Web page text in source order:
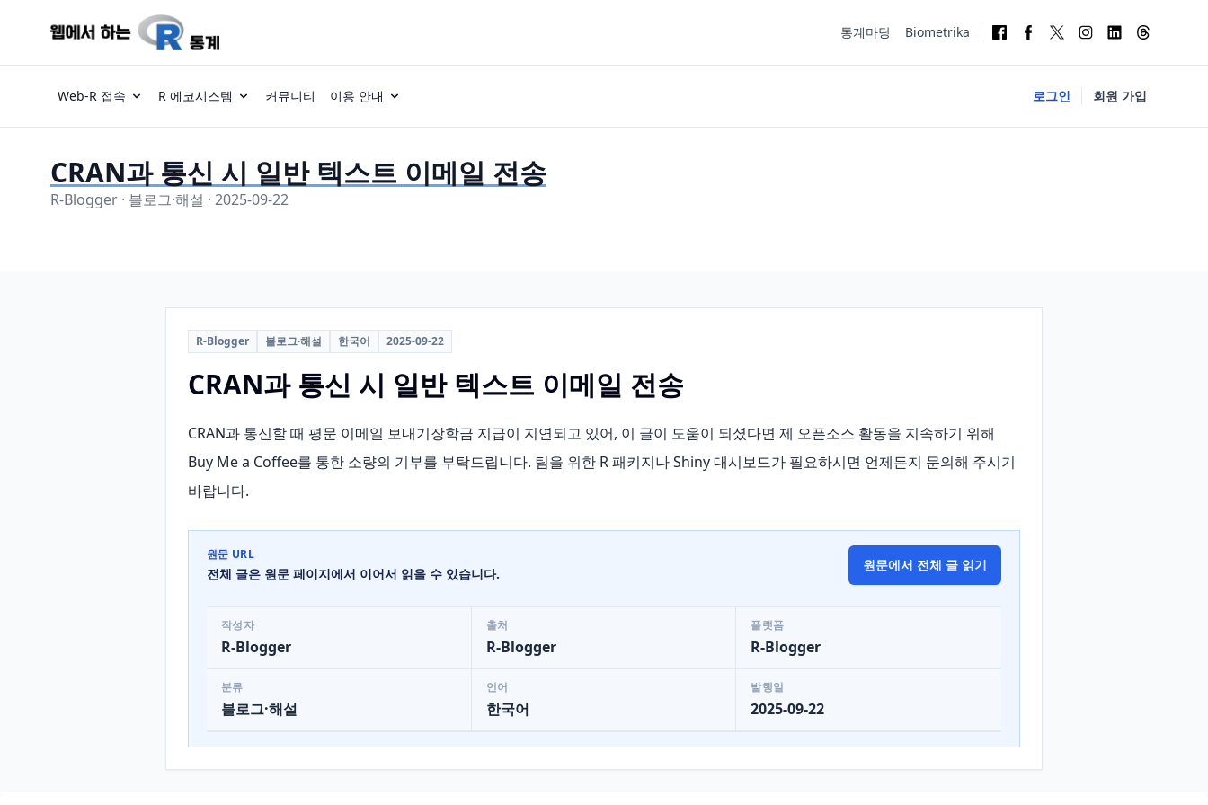
통계마당 Biometrika
Web-R 접속 R 에코시스템 커뮤니티 이용 안내 로그인 회원 가입
CRAN과 통신 시 일반 텍스트 이메일 전송
R-Blogger · 블로그·해설 · 2025-09-22
R-Blogger 블로그·해설 한국어 2025-09-22
CRAN과 통신 시 일반 텍스트 이메일 전송
CRAN과 통신할 때 평문 이메일 보내기장학금 지급이 지연되고 있어, 이 글이 도움이 되셨다면 제 오픈소스 활동을 지속하기 위해
Buy Me a Coffee를 통한 소량의 기부를 부탁드립니다. 팀을 위한 R 패키지나 Shiny 대시보드가 필요하시면 언제든지 문의해 주시기
바랍니다.
원문 URL
전체 글은 원문 페이지에서 이어서 읽을 수 있습니다.
원문에서 전체 글 읽기
작성자
R-Blogger
출처
R-Blogger
플랫폼
R-Blogger
분류
블로그·해설
언어
한국어
발행일
2025-09-22